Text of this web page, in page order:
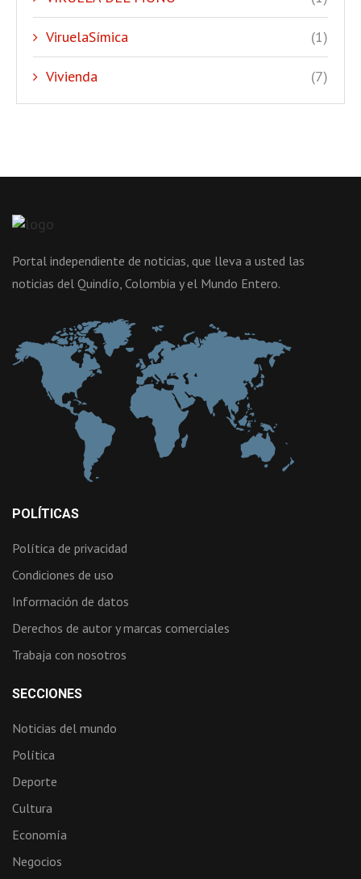
ViruelaSímica (1)
Vivienda (7)
Portal independiente de noticias, que lleva a usted las
noticias del Quindío, Colombia y el Mundo Entero.
POLÍTICAS
Política de privacidad
Condiciones de uso
Información de datos
Derechos de autor y marcas comerciales
Trabaja con nosotros
SECCIONES
Noticias del mundo
Política
Deporte
Cultura
Economía
Negocios